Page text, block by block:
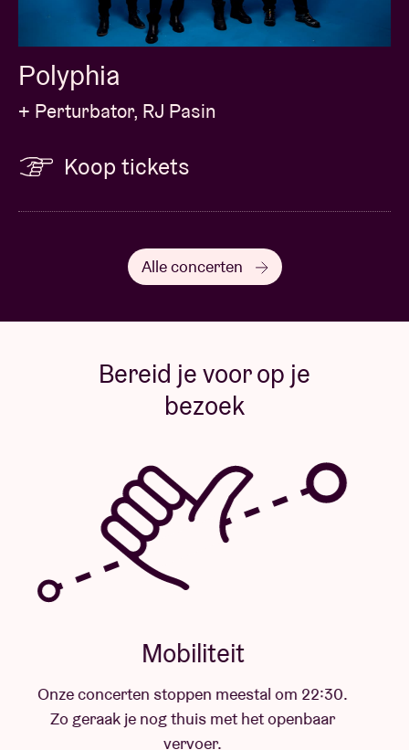
Polyphia
+ Perturbator, RJ Pasin
Koop tickets
Alle concerten
Bereid je voor op je
bezoek
Mobiliteit
Onze concerten stoppen meestal om 22:30.
Zo geraak je nog thuis met het openbaar
vervoer.